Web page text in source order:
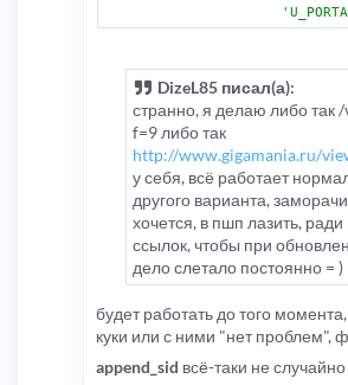
DizeL85 писал(а):
странно, я делаю либо так
f=9 либо так
http://www.gigamania.ru/
у себя, всё работает
другого варианта,
хочется, в пшп лазить, ради
ссылок, чтобы при
дело слетало постоянно = )
будет работать до того
куки или с ними "нет проблем",
append_sid всё-таки не